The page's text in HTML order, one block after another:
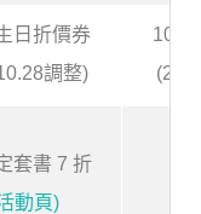
日折價券
調整)
100
套書 7 折
動頁)